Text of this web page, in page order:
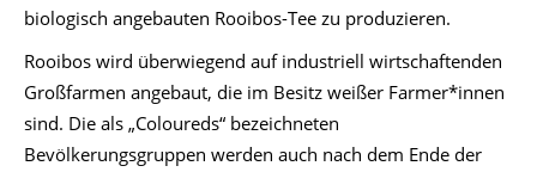
biologisch angebauten Rooibos-Tee zu produzieren.
Rooibos wird überwiegend auf industriell wirtschaftenden
Großfarmen angebaut, die im Besitz weißer Farmer*innen
sind. Die als „Coloureds“ bezeichneten
Bevölkerungsgruppen werden auch nach dem Ende der